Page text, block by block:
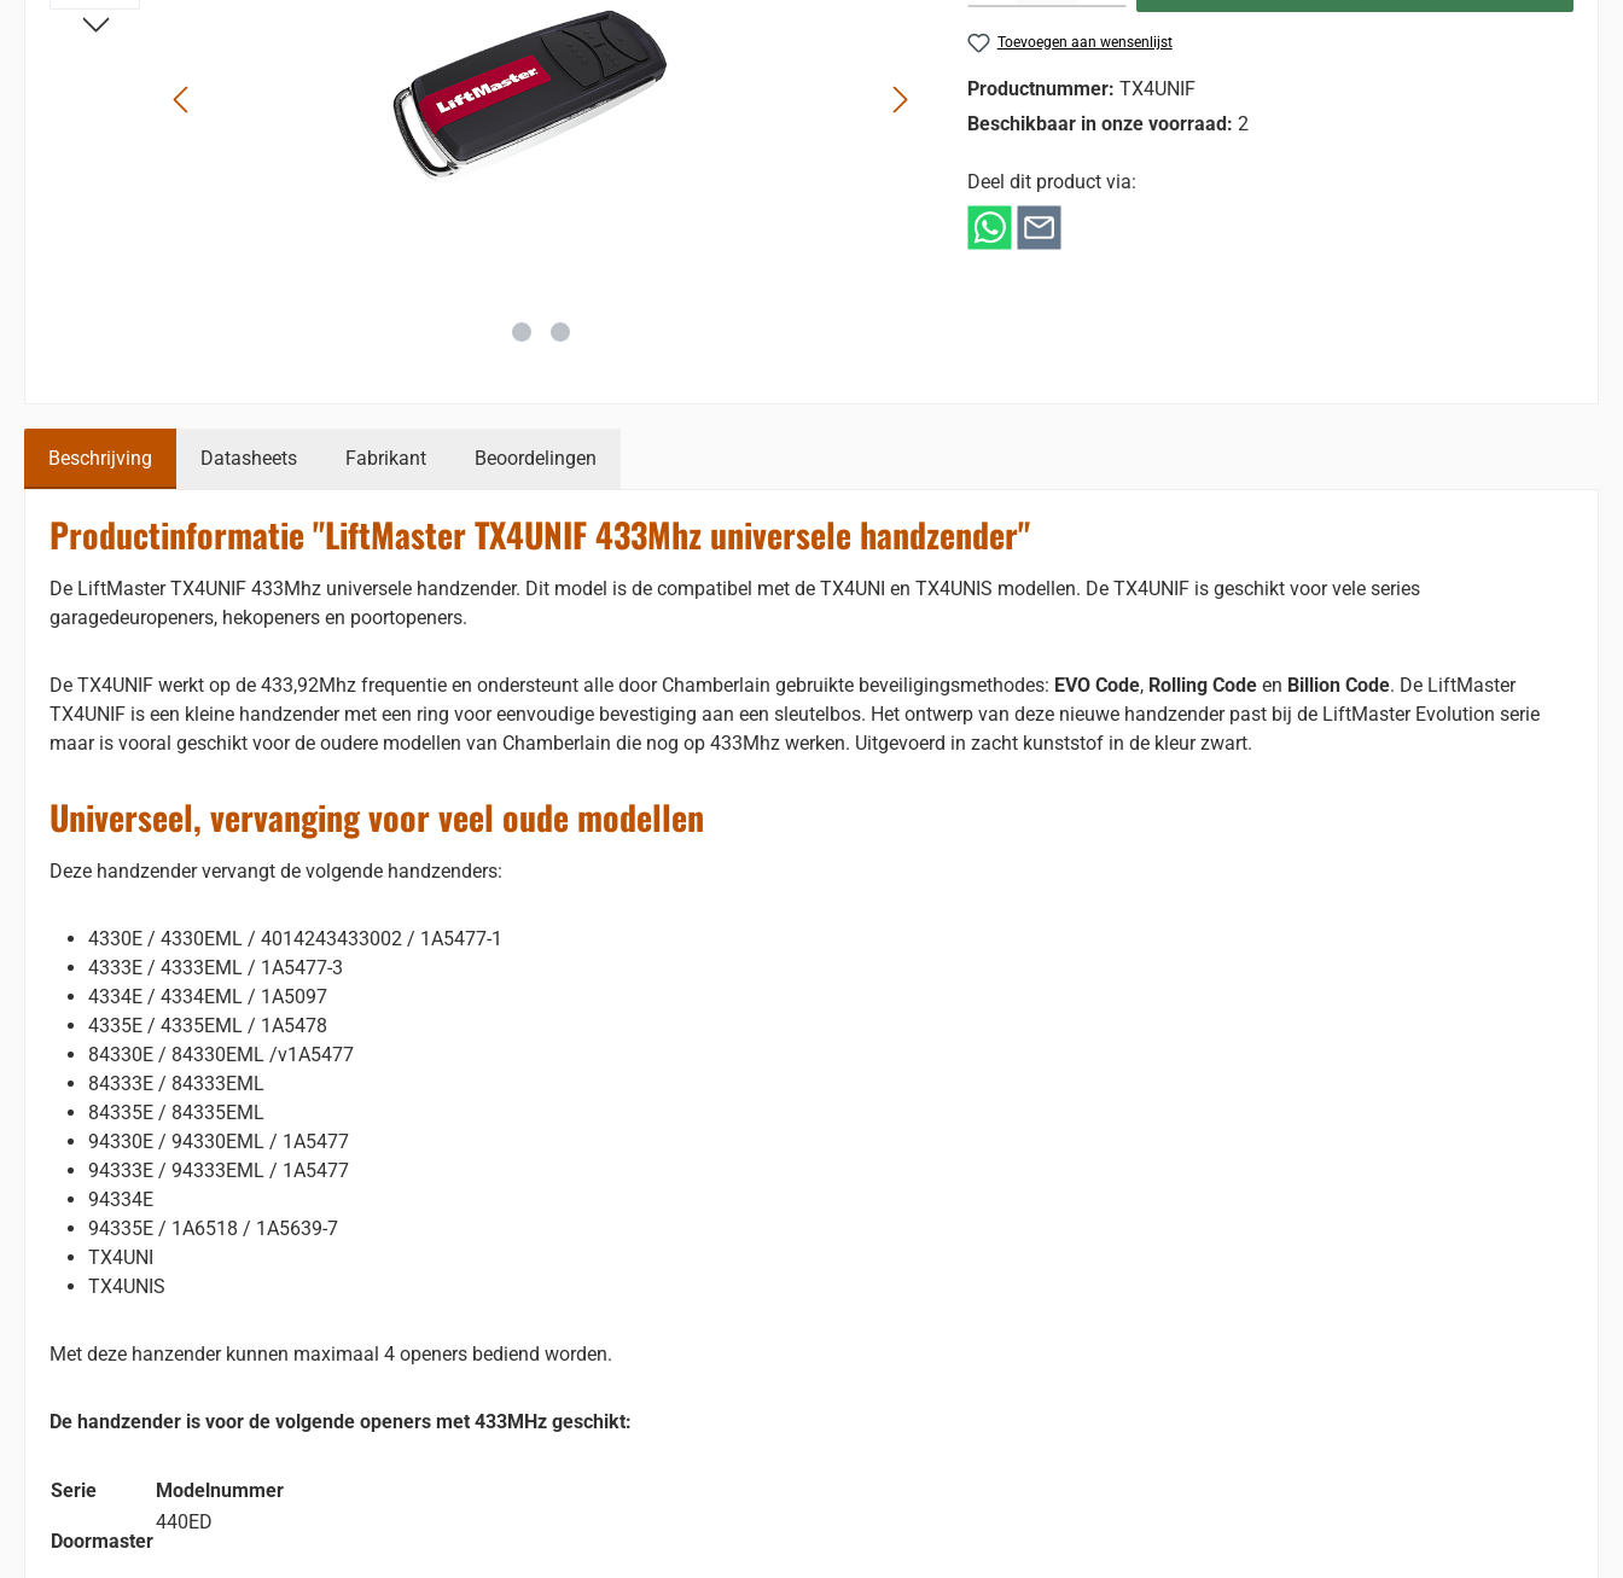
Toevoegen aan wensenlijst
Productnummer: TX4UNIF
Beschikbaar in onze voorraad: 2
Deel dit product via:
Beschrijving Datasheets Fabrikant Beoordelingen
Productinformatie "LiftMaster TX4UNIF 433Mhz universele handzender"
De LiftMaster TX4UNIF 433Mhz universele handzender. Dit model is de compatibel met de TX4UNI en TX4UNIS modellen. De TX4UNIF is geschikt voor vele series
garagedeuropeners, hekopeners en poortopeners.
De TX4UNIF werkt op de 433,92Mhz frequentie en ondersteunt alle door Chamberlain gebruikte beveiligingsmethodes: EVO Code, Rolling Code en Billion Code. De LiftMaster
TX4UNIF is een kleine handzender met een ring voor eenvoudige bevestiging aan een sleutelbos. Het ontwerp van deze nieuwe handzender past bij de LiftMaster Evolution serie
maar is vooral geschikt voor de oudere modellen van Chamberlain die nog op 433Mhz werken. Uitgevoerd in zacht kunststof in de kleur zwart.
Universeel, vervanging voor veel oude modellen
Deze handzender vervangt de volgende handzenders:
4330E / 4330EML / 4014243433002 / 1A5477-1
4333E / 4333EML / 1A5477-3
4334E / 4334EML / 1A5097
4335E / 4335EML / 1A5478
84330E / 84330EML /v1A5477
84333E / 84333EML
84335E / 84335EML
94330E / 94330EML / 1A5477
94333E / 94333EML / 1A5477
94334E
94335E / 1A6518 / 1A5639-7
TX4UNI
TX4UNIS
Met deze hanzender kunnen maximaal 4 openers bediend worden.
De handzender is voor de volgende openers met 433MHz geschikt:
Serie Modelnummer
Doormaster
440ED